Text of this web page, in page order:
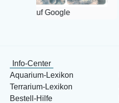
Info-Center
Aquarium-Lexikon
Terrarium-Lexikon
Bestell-Hilfe